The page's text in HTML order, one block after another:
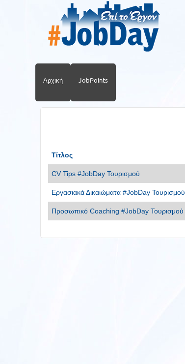
Αρχική JobPoints
Τίτλος
CV Tips #JobDay Τουρισμού
Εργασιακά Δικαιώματα #JobDay Τουρισμού
Προσωπικό Coaching #JobDay Τουρισμού